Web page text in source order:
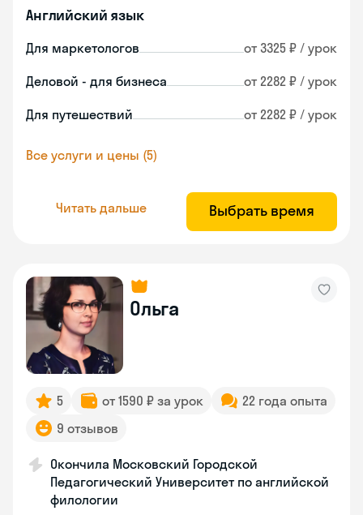
Английский язык
Для маркетологов от 3325 ₽ / урок
Деловой - для бизнеса от 2282 ₽ / урок
Для путешествий от 2282 ₽ / урок
Все услуги и цены (5)
Читать дальше Выбрать время
Ольга
5 от 1590 ₽ за урок
22 года опыта
9 отзывов
Окончила Московский Городской
Педагогический Университет по английской
филологии